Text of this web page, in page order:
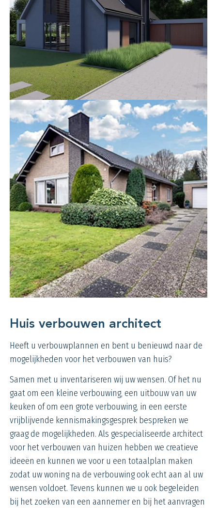
Huis verbouwen architect
Heeft u verbouwplannen en bent u benieuwd naar de
mogelijkheden voor het verbouwen van huis?
Samen met u inventariseren wij uw wensen. Of het nu
gaat om een kleine verbouwing, een uitbouw van uw
keuken of om een grote verbouwing, in een eerste
vrijblijvende kennismakingsgesprek bespreken we
graag de mogelijkheden. Als gespecialiseerde architect
voor het verbouwen van huizen hebben we creatieve
ideeën en kunnen we voor u een totaalplan maken
zodat uw woning na de verbouwing ook echt aan al uw
wensen voldoet. Tevens kunnen we u ook begeleiden
bij het zoeken van een aannemer en bij het aanvragen